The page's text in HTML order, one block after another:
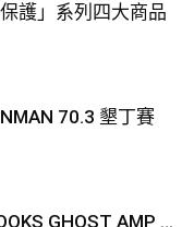
護」系列四大商品
70.3 墾丁賽
GHOST AMP ...